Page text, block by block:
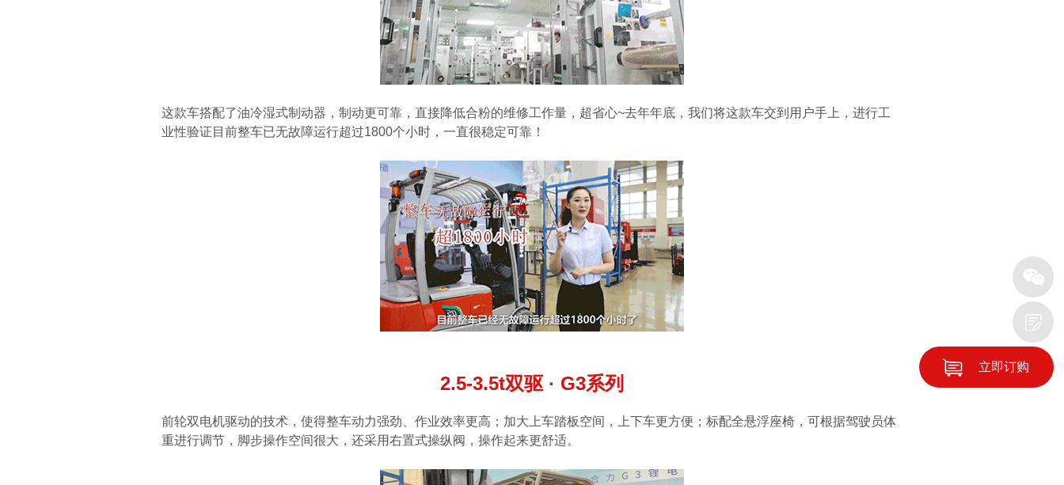
这款车搭配了油冷湿式制动器，制动更可靠，直接降低合粉的维修工作量，超省心~去年年底，我们将这款车交到用户手上，进行工
业性验证目前整车已无故障运行超过1800个小时，一直很稳定可靠！
2.5-3.5t双驱 · G3系列
前轮双电机驱动的技术，使得整车动力强劲、作业效率更高；加大上车踏板空间，上下车更方便；标配全悬浮座椅，可根据驾驶员体
重进行调节，脚步操作空间很大，还采用右置式操纵阀，操作起来更舒适。
立即订购